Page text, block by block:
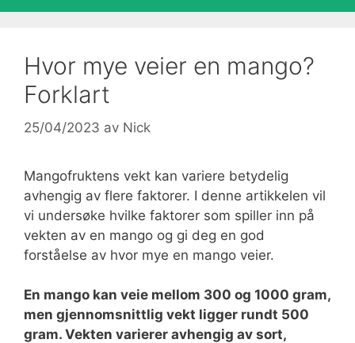
Hvor mye veier en mango?
Forklart
25/04/2023 av Nick
Mangofruktens vekt kan variere betydelig
avhengig av flere faktorer. I denne artikkelen vil
vi undersøke hvilke faktorer som spiller inn på
vekten av en mango og gi deg en god
forståelse av hvor mye en mango veier.
En mango kan veie mellom 300 og 1000 gram,
men gjennomsnittlig vekt ligger rundt 500
gram. Vekten varierer avhengig av sort,